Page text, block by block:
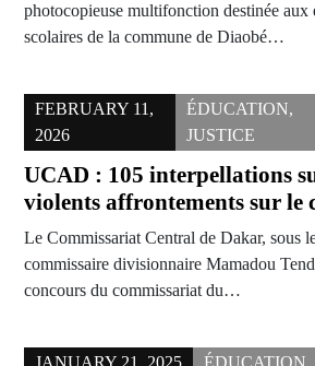
photocopieuse multifonction destinée aux
scolaires de la commune de Diaobé…
FEBRUARY 11,
2026
ÉDUCATION,
JUSTICE
UCAD : 105 interpellations
violents affrontements sur le
Le Commissariat Central de Dakar, sous
commissaire divisionnaire Mamadou
concours du commissariat du…